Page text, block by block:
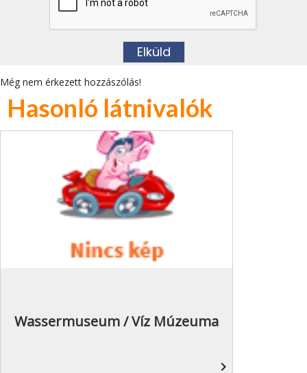
Még nem érkezett hozzászólás!
Hasonló látnivalók
Wassermuseum / Víz Múzeuma
navigate_next